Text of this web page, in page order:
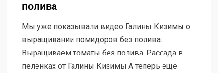
полива
Мы уже показывали видео Галины Кизимы о
выращивании помидоров без полива:
Выращиваем томаты без полива. Рассада в
пеленках от Галины Кизимы А теперь еще